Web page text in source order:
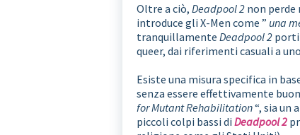
Oltre a ciò,Deadpool 2 non perde
introduce gli X-Men come ” una
tranquillamenteDeadpool 2 porti
queer, dai riferimenti casuali a uno
Esiste una misura specifica in
senza essere effettivamente
for Mutant Rehabilitation“, sia un
piccoli colpi bassi diDeadpool 2